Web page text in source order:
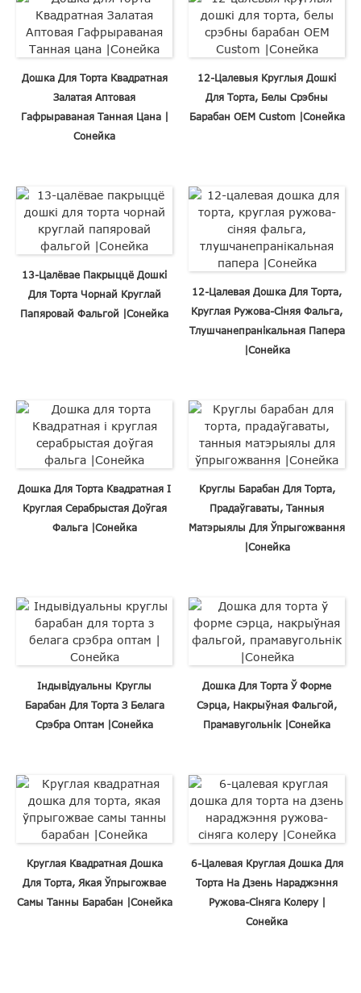
Дошка Для Торта Квадратная
Залатая Аптовая
Гафрыраваная Танная Цана |
Сонейка
12-Цалевыя Круглыя ​​дошкі
Для Торта, Белы Срэбны
Барабан OEM Custom |Сонейка
13-Цалёвае Пакрыццё Дошкі
Для Торта Чорнай Круглай
Папяровай Фальгой |Сонейка
12-Цалевая Дошка Для Торта,
Круглая Ружова-Сіняя Фальга,
Тлушчанепранікальная Папера
|Сонейка
Дошка Для Торта Квадратная І
Круглая Серабрыстая Доўгая
Фальга |Сонейка
Круглы Барабан Для Торта,
Прадаўгаваты, Танныя
Матэрыялы Для Ўпрыгожвання
|Сонейка
Індывідуальны Круглы
Барабан Для Торта З Белага
Срэбра Оптам |Сонейка
Дошка Для Торта Ў Форме
Сэрца, Накрыўная Фальгой,
Прамавугольнік |Сонейка
Круглая Квадратная Дошка
Для Торта, Якая Ўпрыгожвае
Самы Танны Барабан |Сонейка
6-Цалевая Круглая Дошка Для
Торта На Дзень Нараджэння
Ружова-Сіняга Колеру |
Сонейка